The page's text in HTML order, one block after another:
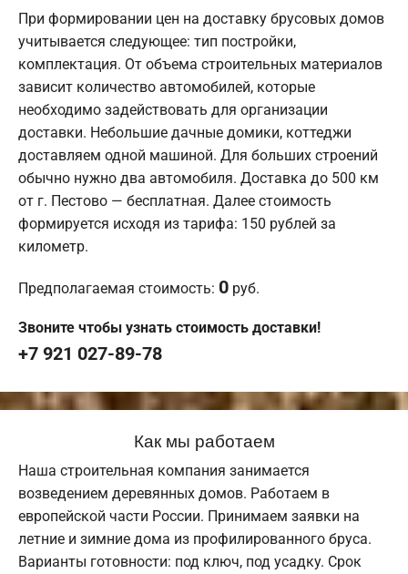
При формировании цен на доставку брусовых домов
учитывается следующее: тип постройки,
комплектация. От объема строительных материалов
зависит количество автомобилей, которые
необходимо задействовать для организации
доставки. Небольшие дачные домики, коттеджи
доставляем одной машиной. Для больших строений
обычно нужно два автомобиля. Доставка до 500 км
от г. Пестово — бесплатная. Далее стоимость
формируется исходя из тарифа: 150 рублей за
километр.
Предполагаемая стоимость: 0 руб.
Звоните чтобы узнать стоимость доставки!
+7 921 027-89-78
Как мы работаем
Наша строительная компания занимается
возведением деревянных домов. Работаем в
европейской части России. Принимаем заявки на
летние и зимние дома из профилированного бруса.
Варианты готовности: под ключ, под усадку. Срок